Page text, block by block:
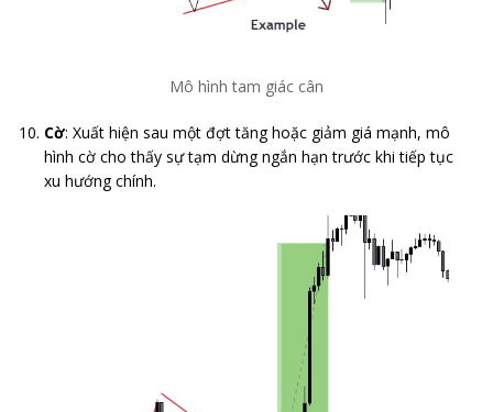
Mô hình tam giác cân
Cờ: Xuất hiện sau một đợt tăng hoặc giảm giá mạnh, mô
hình cờ cho thấy sự tạm dừng ngắn hạn trước khi tiếp tục
xu hướng chính.